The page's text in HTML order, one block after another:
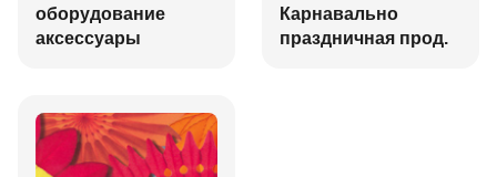
оборудование
аксессуары
Карнавально
праздничная прод.